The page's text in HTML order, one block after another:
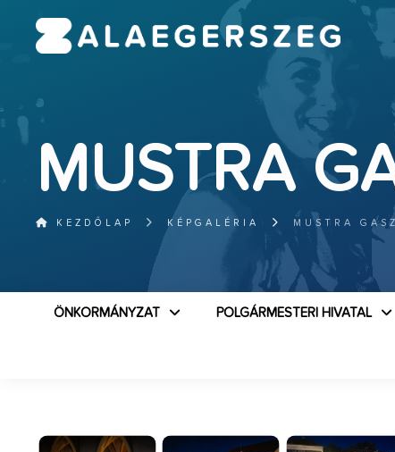
MUSTRA
KEZDŐLAP KÉPGALÉRIA MUSTRA
ÖNKORMÁNYZAT POLGÁRMESTERI HIVATAL